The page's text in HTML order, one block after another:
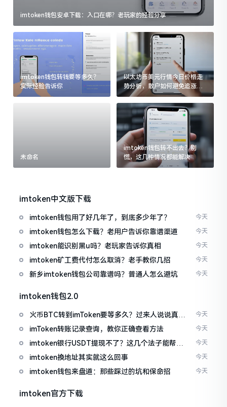
imtoken钱包安卓下载：入口在哪？老玩家的经验分享
imtoken钱包转钱要等多久？
实际经验告诉你
以太坊币美元行情今日价格走
势分析，散户如何避免追涨杀
跌被套牢
未命名
imtoken钱包转不出去？别
慌，这几种情况都能解决
imtoken中文版下载
imtoken钱包用了好几年了，到底多少年了？ 今天
imtoken钱包怎么下载？老用户告诉你靠谱渠道 今天
imtoken能识别黑u吗？老玩家告诉你真相 今天
imtoken矿工费代付怎么取消？老手教你几招 今天
新乡imtoken钱包公司靠谱吗？普通人怎么避坑 今天
imtoken钱包2.0
火币BTC转到imToken要等多久？过来人说说真实
情况
今天
imToken转账记录查询，教你正确查看方法 今天
imtoken银行USDT提现不了？这几个法子能帮你
搞定
今天
imtoken换地址其实就这么回事 今天
imtoken钱包来盘道：那些踩过的坑和保命招 今天
imtoken官方下载